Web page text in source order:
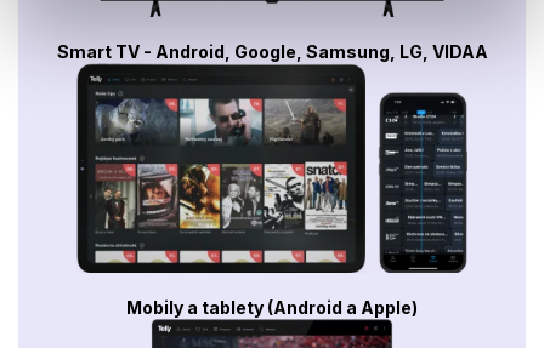
Smart TV - Android, Google, Samsung, LG, VIDAA
Mobily a tablety (Android a Apple)